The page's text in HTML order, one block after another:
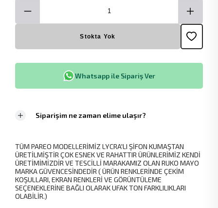
Stokta Yok
Whatsapp ile Sipariş Ver
Siparişim ne zaman elime ulaşır?
TÜM PAREO MODELLERİMİZ LYCRA'LI ŞİFON KUMAŞTAN
ÜRETİLMİŞTİR ÇOK ESNEK VE RAHATTIR ÜRÜNLERİMİZ KENDİ
ÜRETİMİMİZDİR VE TESCİLLİ MARAKAMIZ OLAN RUKO MAYO
MARKA GÜVENCESİNDEDİR ( ÜRÜN RENKLERİNDE ÇEKİM
KOŞULLARI, EKRAN RENKLERİ VE GÖRÜNTÜLEME
SEÇENEKLERİNE BAĞLI OLARAK UFAK TON FARKLILIKLARI
OLABİLİR.)